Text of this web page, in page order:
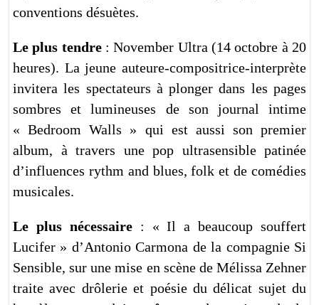
conventions désuètes.
Le plus tendre: November Ultra (14 octobre à 20
heures). La jeune auteure-compositrice-interprète
invitera les spectateurs à plonger dans les pages
sombres et lumineuses de son journal intime
« Bedroom Walls » qui est aussi son premier
album, à travers une pop ultrasensible patinée
d’influences rythm and blues, folk et de comédies
musicales.
Le plus nécessaire: « Il a beaucoup souffert
Lucifer » d’Antonio Carmona de la compagnie Si
Sensible, sur une mise en scène de Mélissa Zehner
traite avec drôlerie et poésie du délicat sujet du